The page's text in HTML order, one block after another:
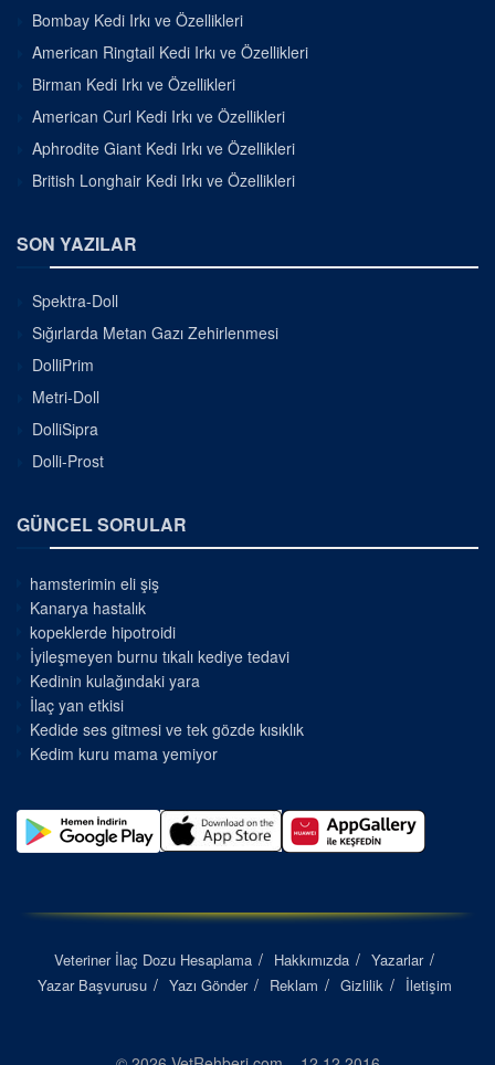
Bombay Kedi Irkı ve Özellikleri
American Ringtail Kedi Irkı ve Özellikleri
Birman Kedi Irkı ve Özellikleri
American Curl Kedi Irkı ve Özellikleri
Aphrodite Giant Kedi Irkı ve Özellikleri
British Longhair Kedi Irkı ve Özellikleri
SON YAZILAR
Spektra-Doll
Sığırlarda Metan Gazı Zehirlenmesi
DolliPrim
Metri-Doll
DolliSipra
Dolli-Prost
GÜNCEL SORULAR
hamsterimin eli şiş
Kanarya hastalık
kopeklerde hipotroidi
İyileşmeyen burnu tıkalı kediye tedavi
Kedinin kulağındaki yara
İlaç yan etkisi
Kedide ses gitmesi ve tek gözde kısıklık
Kedim kuru mama yemiyor
Veteriner İlaç Dozu Hesaplama Hakkımızda
Yazarlar
Yazar Başvurusu
Yazı Gönder Reklam Gizlilik İletişim